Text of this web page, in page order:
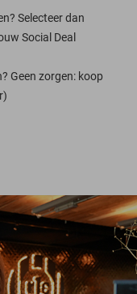
Selecteer dan
Social Deal
Geen zorgen: koop